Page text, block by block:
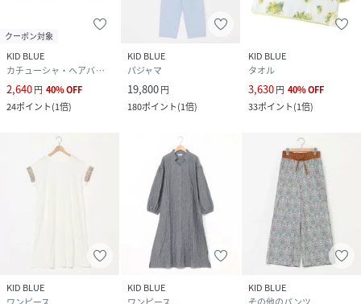
クーポン対象
KID BLUE
カチューシャ・ヘアバンド
2,640円 40%OFF
24ポイント(1倍)
KID BLUE
パジャマ
19,800円
180ポイント(1倍)
KID BLUE
タオル
3,630円 40%OFF
33ポイント(1倍)
KID BLUE
KID BLUE
KID BLUE